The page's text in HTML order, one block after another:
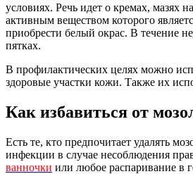
условиях. Речь идет о кремах,
активным веществом которого
приобрести белый окрас. В течение
пятках.
В профилактических целях можно
здоровые участки кожи. Также их
Как избавиться от
Есть те, кто предпочитает удалять
инфекции в случае несоблюдения
ванночки или любое распаривание в